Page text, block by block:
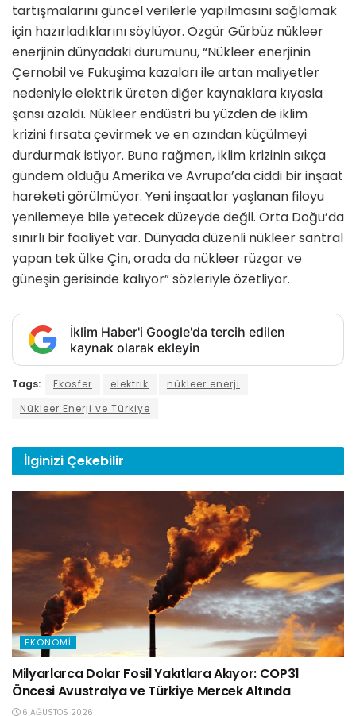
tartışmalarını güncel verilerle yapılmasını sağlamak
için hazırladıklarını söylüyor. Özgür Gürbüz nükleer
enerjinin dünyadaki durumunu, “Nükleer enerjinin
Çernobil ve Fukuşima kazaları ile artan maliyetler
nedeniyle elektrik üreten diğer kaynaklara kıyasla
şansı azaldı. Nükleer endüstri bu yüzden de iklim
krizini fırsata çevirmek ve en azından küçülmeyi
durdurmak istiyor. Buna rağmen, iklim krizinin sıkça
gündem olduğu Amerika ve Avrupa’da ciddi bir inşaat
hareketi görülmüyor. Yeni inşaatlar yaşlanan filoyu
yenilemeye bile yetecek düzeyde değil. Orta Doğu’da
sınırlı bir faaliyet var. Dünyada düzenli nükleer santral
yapan tek ülke Çin, orada da nükleer rüzgar ve
güneşin gerisinde kalıyor” sözleriyle özetliyor.
İklim Haber'i Google'da tercih edilen
kaynak olarak ekleyin
Tags: Ekosfer elektrik
nükleer enerji
Nükleer Enerji ve Türkiye
İlginizi Çekebilir
EKONOMI
Milyarlarca Dolar Fosil Yakıtlara Akıyor: COP31
Öncesi Avustralya ve Türkiye Mercek Altında
6 AĞUSTOS 2026